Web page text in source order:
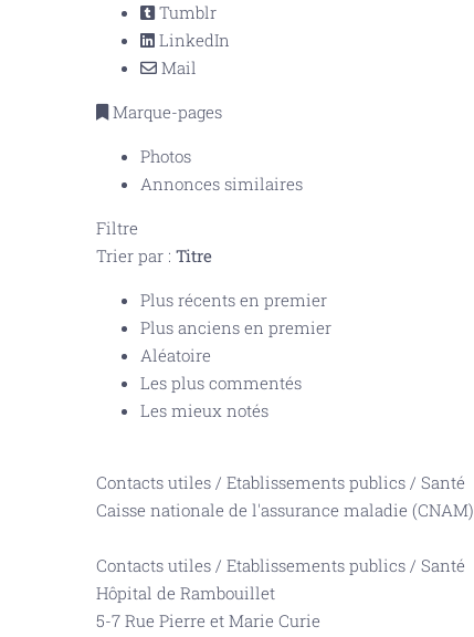
Tumblr
LinkedIn
Mail
Marque-pages
Photos
Annonces similaires
Filtre
Trier par : Titre
Plus récents en premier
Plus anciens en premier
Aléatoire
Les plus commentés
Les mieux notés
Contacts utiles / Etablissements publics / Santé
Caisse nationale de l'assurance maladie (CNAM)
Contacts utiles / Etablissements publics / Santé
Hôpital de Rambouillet
5-7 Rue Pierre et Marie Curie